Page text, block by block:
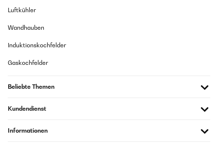
Luftkühler
Wandhauben
Induktionskochfelder
Gaskochfelder
Beliebte Themen
Kundendienst
Informationen